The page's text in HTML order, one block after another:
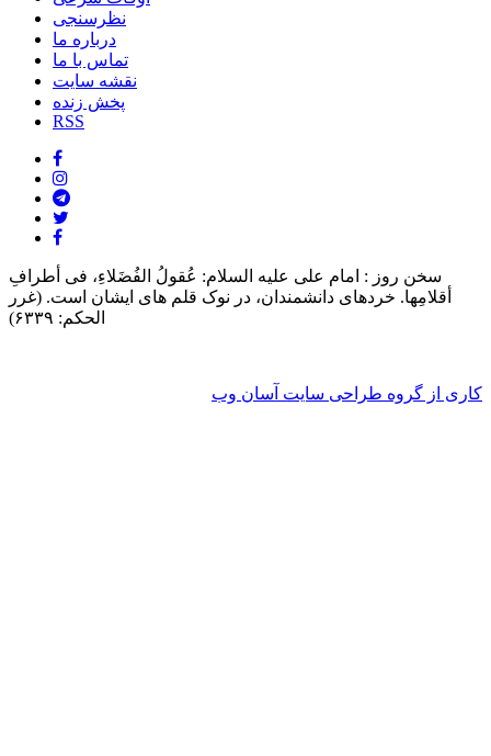
نظرسنجی
درباره ما
تماس با ما
نقشه سایت
پخش زنده
RSS
سخن روز : امام على علیه السلام: عُقولُ الفُضَلاءِ، فی أطرافِ
أقلامِها. خردهاى دانشمندان، در نوک قلم هاى ایشان است. (غرر
الحکم: ۶۳۳۹)
کاری از گروه طراحی سایت آسان وب